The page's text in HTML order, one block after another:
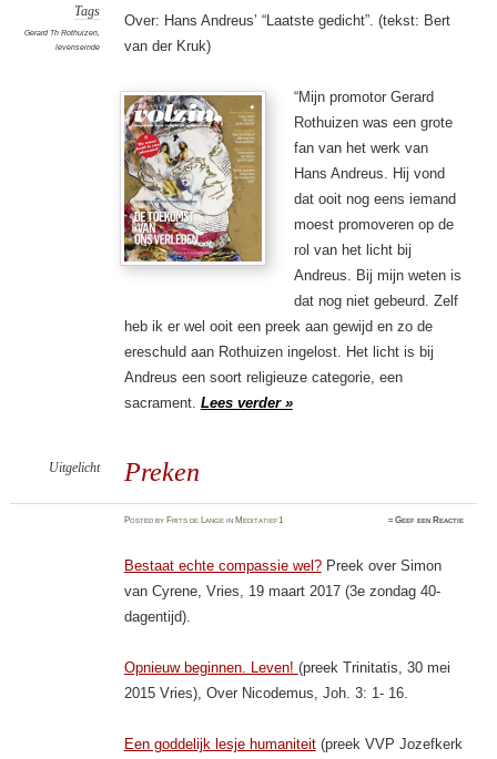
Tags
Gerard Th Rothuizen,
levenseinde
Over: Hans Andreus’ “Laatste gedicht”. (tekst: Bert
van der Kruk)
“Mijn promotor Gerard
Rothuizen was een grote
fan van het werk van
Hans Andreus. Hij vond
dat ooit nog eens iemand
moest promoveren op de
rol van het licht bij
Andreus. Bij mijn weten is
dat nog niet gebeurd. Zelf
heb ik er wel ooit een preek aan gewijd en zo de
ereschuld aan Rothuizen ingelost. Het licht is bij
Andreus een soort religieuze categorie, een
sacrament. Lees verder »
Preken
Uitgelicht
PostedbyFrits de Lange inMeditatief1 ≈Geef een Reactie
Bestaat echte compassie wel?Preek over Simon
van Cyrene, Vries, 19 maart 2017 (3e zondag 40-
dagentijd).
Opnieuw beginnen. Leven! (preek Trinitatis, 30 mei
2015 Vries), Over Nicodemus, Joh. 3: 1- 16.
Een goddelijk lesje humaniteit(preek VVP Jozefkerk